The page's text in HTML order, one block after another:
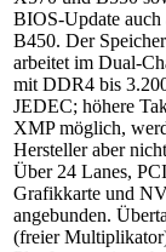
BIOS-Update
B450. Der
arbeitet im Dual-
mit DDR4 bis
JEDEC; höhere
XMP möglich,
Hersteller aber
Über 24 Lanes,
Grafikkarte und
angebunden.
(freier